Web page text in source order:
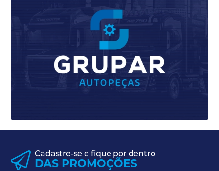
Cadastre-se e fique por dentro
DAS PROMOÇÕES